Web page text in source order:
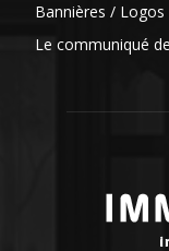
Bannières / Logos
Le communiqué